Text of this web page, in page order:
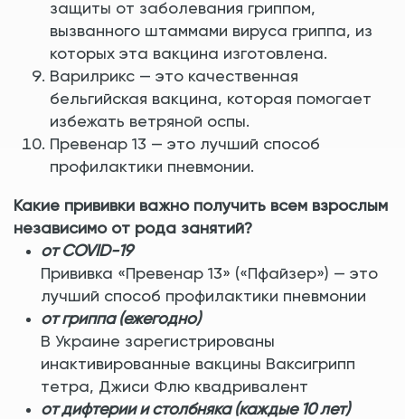
защиты от заболевания гриппом,
вызванного штаммами вируса гриппа, из
которых эта вакцина изготовлена.
Варилрикс — это качественная
бельгийская вакцина, которая помогает
избежать ветряной оспы.
Превенар 13 — это лучший способ
профилактики пневмонии.
Какие прививки важно получить всем взрослым
независимо от рода занятий?
от COVID-19
Прививка «Превенар 13» («Пфайзер») — это
лучший способ профилактики пневмонии
от гриппа (ежегодно)
В Украине зарегистрированы
инактивированные вакцины Ваксигрипп
тетра, Джиси Флю квадривалент
от дифтерии и столбняка (каждые 10 лет)